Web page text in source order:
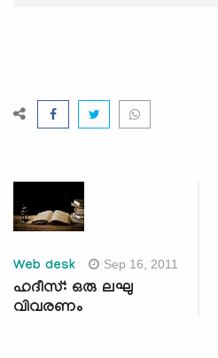
Web desk Sep 16, 2011
ഹദീസ്: ഒരു ലഘു
വിവരണം